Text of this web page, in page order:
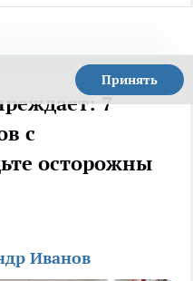
Принять
7
с
осторожны
Иванов